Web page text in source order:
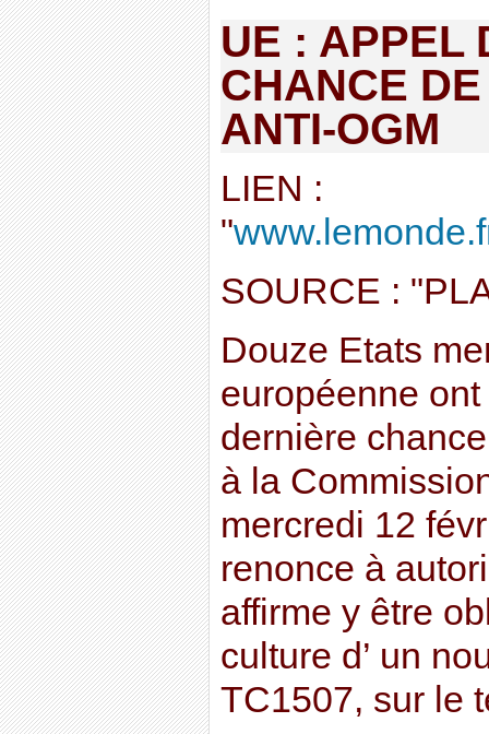
UE : APPEL
CHANCE
ANTI-OGM
LIEN :
"
SOURCE :
Douze Etats
européenne
dernière
à la
mercredi 12
renonce à
affirme y être
culture d’ un
TC1507, sur le